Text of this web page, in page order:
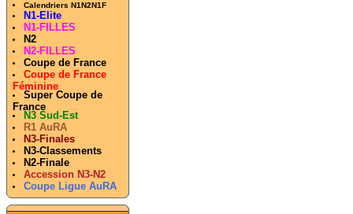
Calendriers N1N2N1F
N1-Elite
N1-FILLES
N2
N2-FILLES
Coupe de France
Coupe de France
Féminine
Super Coupe de
France
N3 Sud-Est
R1 AuRA
N3-Finales
N3-Classements
N2-Finale
Accession N3-N2
Coupe Ligue AuRA